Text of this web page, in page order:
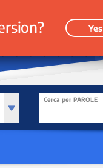
Cerca per PAROLE
Yes